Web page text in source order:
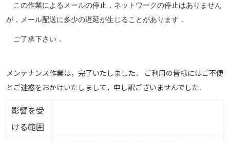
この作業によるメールの停止，ネットワークの停止はありません
が，メール配送に多少の遅延が生じることがあります．
ご了承下さい．
メンテナンス作業は，完了いたしました． ご利用の皆様にはご不便
とご迷惑をおかけいたしまして，申し訳ございませんでした．
影響を受
ける範囲